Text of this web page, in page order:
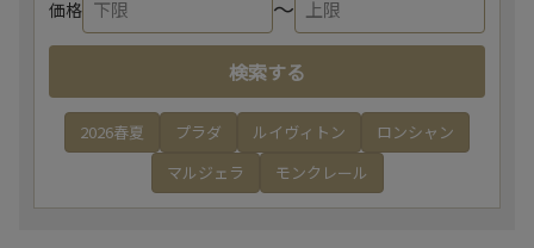
価格 〜
検索する
2026春夏 プラダ ルイヴィトン
ロンシャン
マルジェラ
モンクレール